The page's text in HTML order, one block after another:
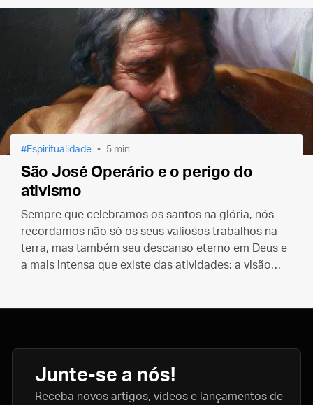
Espiritualidade 5 min
São José Operário e o perigo do
ativismo
Sempre que celebramos os santos na glória, nós
recordamos não só os seus valiosos trabalhos na
terra, mas também seu descanso eterno em Deus e
a mais intensa que existe das atividades: a visão
Junte-se a nós!
Receba novos artigos, vídeos e lançamentos de